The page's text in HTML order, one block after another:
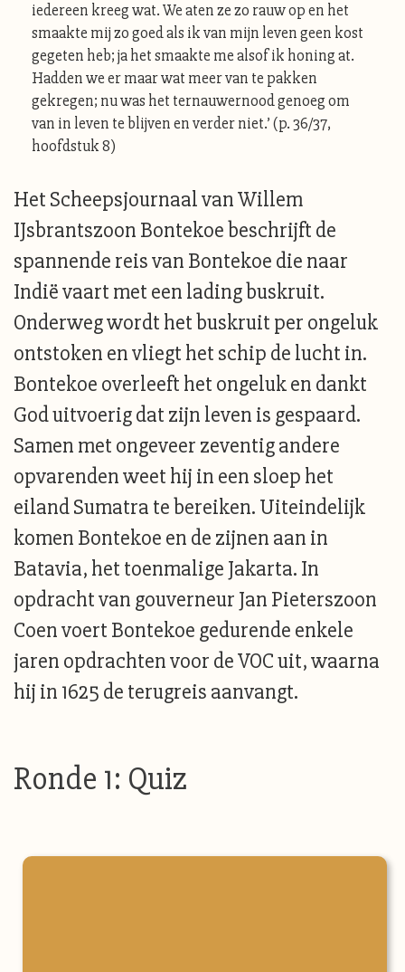
iedereen kreeg wat. We aten ze zo rauw op en het
smaakte mij zo goed als ik van mijn leven geen kost
gegeten heb; ja het smaakte me alsof ik honing at.
Hadden we er maar wat meer van te pakken
gekregen; nu was het ternauwernood genoeg om
van in leven te blijven en verder niet.’ (p. 36/37,
hoofdstuk 8)
Het Scheepsjournaal van Willem
IJsbrantszoon Bontekoe beschrijft de
spannende reis van Bontekoe die naar
Indië vaart met een lading buskruit.
Onderweg wordt het buskruit per ongeluk
ontstoken en vliegt het schip de lucht in.
Bontekoe overleeft het ongeluk en dankt
God uitvoerig dat zijn leven is gespaard.
Samen met ongeveer zeventig andere
opvarenden weet hij in een sloep het
eiland Sumatra te bereiken. Uiteindelijk
komen Bontekoe en de zijnen aan in
Batavia, het toenmalige Jakarta. In
opdracht van gouverneur Jan Pieterszoon
Coen voert Bontekoe gedurende enkele
jaren opdrachten voor de VOC uit, waarna
hij in 1625 de terugreis aanvangt.
Ronde 1: Quiz